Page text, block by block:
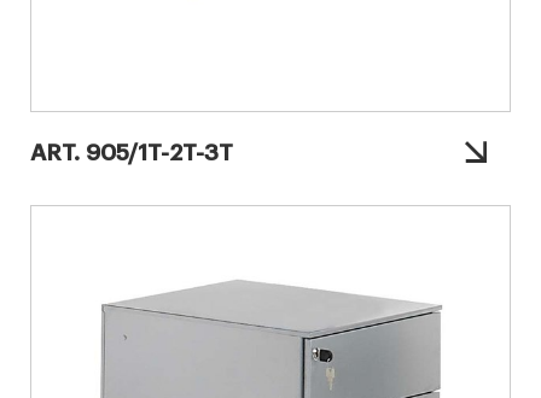
ART. 905/1T-2T-3T